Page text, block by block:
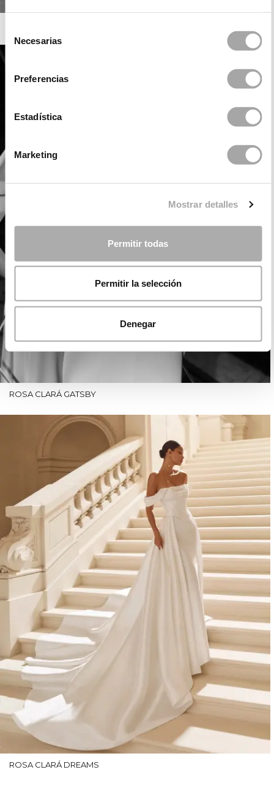
de
consentimiento
Necesarias
Preferencias
Estadística
Marketing
Mostrar detalles
Permitir todas
Permitir la selección
Denegar
ROSA CLARÁ GATSBY
ROSA CLARÁ DREAMS